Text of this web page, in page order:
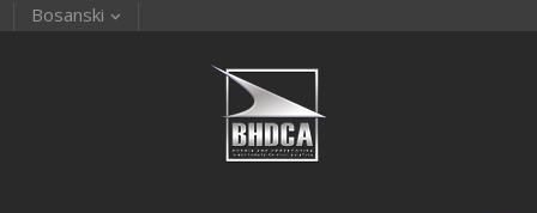
Bosanski